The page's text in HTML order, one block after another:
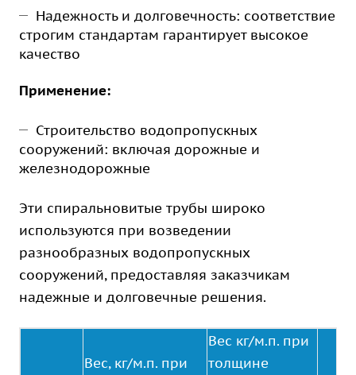
Надежность и долговечность: соответствие
строгим стандартам гарантирует высокое
качество
Применение:
Строительство водопропускных
сооружений: включая дорожные и
железнодорожные
Эти спиральновитые трубы широко
используются при возведении
разнообразных водопропускных
сооружений, предоставляя заказчикам
надежные и долговечные решения.
Вес, кг/м.п. при
Вес кг/м.п. при
толщине